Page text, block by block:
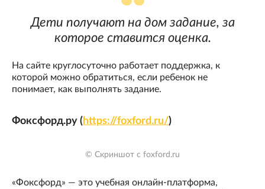
Дети получают на дом задание, за
которое ставится оценка.
На сайте круглосуточно работает поддержка, к
которой можно обратиться, если ребенок не
понимает, как выполнять задание.
Фоксфорд.ру ( https://foxford.ru/)
© Скриншот с foxford.ru
«Фоксфорд» — это учебная онлайн-платформа,